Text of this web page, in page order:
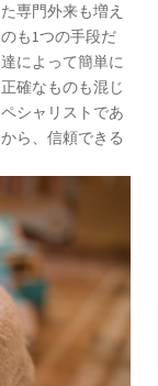
専門外来も増え
も1つの手段だ
によって簡単に
確なものも混じ
シャリストであ
ら、信頼できる